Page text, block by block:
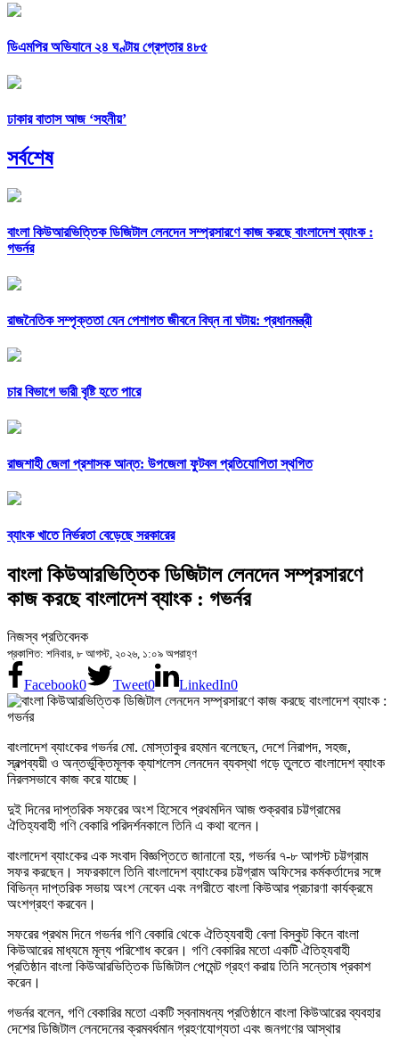
ডিএমপির অভিযানে ২৪ ঘণ্টায় গ্রেপ্তার ৪৮৫
ঢাকার বাতাস আজ ‘সহনীয়’
সর্বশেষ
বাংলা কিউআরভিত্তিক ডিজিটাল লেনদেন সম্প্রসারণে কাজ করছে বাংলাদেশ ব্যাংক :
গভর্নর
রাজনৈতিক সম্পৃক্ততা যেন পেশাগত জীবনে বিঘ্ন না ঘটায়: প্রধানমন্ত্রী
চার বিভাগে ভারী বৃষ্টি হতে পারে
রাজশাহী জেলা প্রশাসক আন্ত: উপজেলা ফুটবল প্রতিযোগিতা স্থগিত
ব্যাংক খাতে নির্ভরতা বেড়েছে সরকারের
বাংলা কিউআরভিত্তিক ডিজিটাল লেনদেন সম্প্রসারণে
কাজ করছে বাংলাদেশ ব্যাংক : গভর্নর
নিজস্ব প্রতিবেদক
প্রকাশিত: শনিবার, ৮ আগস্ট, ২০২৬, ১:০৯ অপরাহ্ণ
Facebook0 Tweet0 LinkedIn0
বাংলাদেশ ব্যাংকের গভর্নর মো. মোস্তাকুর রহমান বলেছেন, দেশে নিরাপদ, সহজ,
স্বল্পব্যয়ী ও অন্তর্ভুক্তিমূলক ক্যাশলেস লেনদেন ব্যবস্থা গড়ে তুলতে বাংলাদেশ ব্যাংক
নিরলসভাবে কাজ করে যাচ্ছে।
দুই দিনের দাপ্তরিক সফরের অংশ হিসেবে প্রথমদিন আজ শুক্রবার চট্টগ্রামের
ঐতিহ্যবাহী গণি বেকারি পরিদর্শনকালে তিনি এ কথা বলেন।
বাংলাদেশ ব্যাংকের এক সংবাদ বিজ্ঞপ্তিতে জানানো হয়, গভর্নর ৭-৮ আগস্ট চট্টগ্রাম
সফর করছেন। সফরকালে তিনি বাংলাদেশ ব্যাংকের চট্টগ্রাম অফিসের কর্মকর্তাদের সঙ্গে
বিভিন্ন দাপ্তরিক সভায় অংশ নেবেন এবং নগরীতে বাংলা কিউআর প্রচারণা কার্যক্রমে
অংশগ্রহণ করবেন।
সফরের প্রথম দিনে গভর্নর গণি বেকারি থেকে ঐতিহ্যবাহী বেলা বিস্কুট কিনে বাংলা
কিউআরের মাধ্যমে মূল্য পরিশোধ করেন। গণি বেকারির মতো একটি ঐতিহ্যবাহী
প্রতিষ্ঠান বাংলা কিউআরভিত্তিক ডিজিটাল পেমেন্ট গ্রহণ করায় তিনি সন্তোষ প্রকাশ
করেন।
গভর্নর বলেন, গণি বেকারির মতো একটি স্বনামধন্য প্রতিষ্ঠানে বাংলা কিউআরের ব্যবহার
দেশের ডিজিটাল লেনদেনের ক্রমবর্ধমান গ্রহণযোগ্যতা এবং জনগণের আস্থার